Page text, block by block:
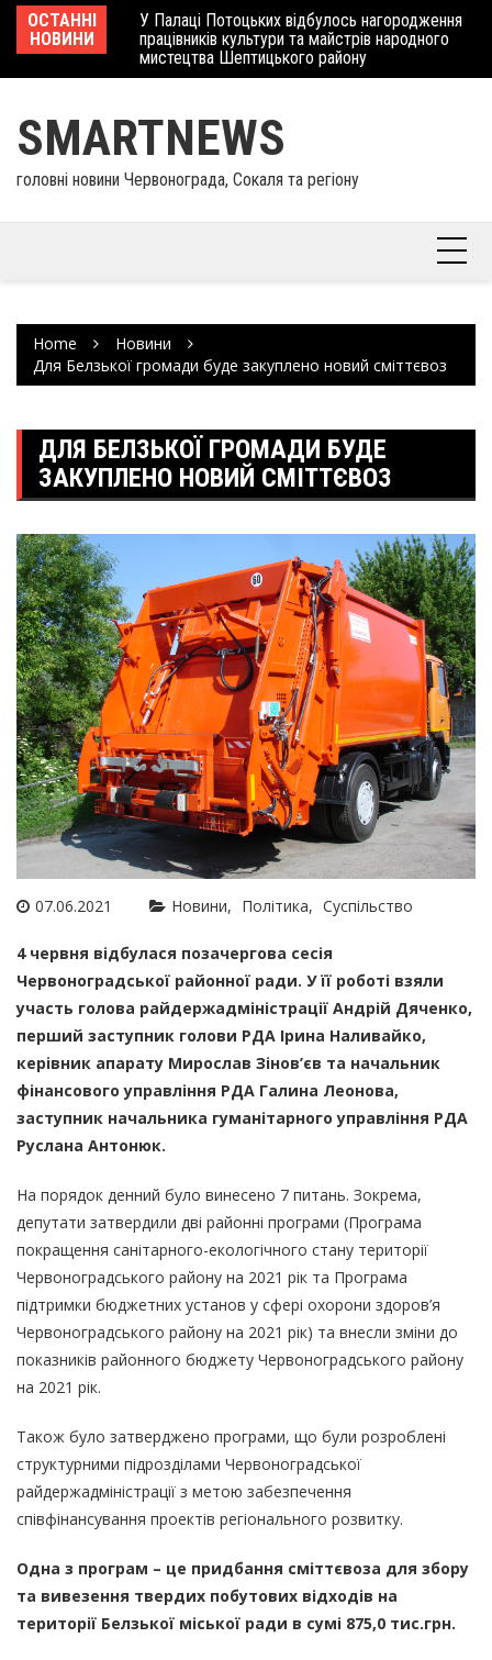
Skip
content
ОСТАННІ
НОВИНИ
У Палаці Потоцьких відбулось нагородження
працівників культури та майстрів народного
мистецтва Шептицького району
SMARTNEWS
головні новини Червонограда, Сокаля та регіону
Home
Новини
Для Белзької громади буде закуплено новий сміттєвоз
ДЛЯ БЕЛЗЬКОЇ ГРОМАДИ БУДЕ
ЗАКУПЛЕНО НОВИЙ СМІТТЄВОЗ
07.06.2021 Новини Політика Суспільство
4 червня відбулася позачергова сесія
Червоноградської районної ради. У її роботі взяли
участь голова райдержадміністрації Андрій Дяченко,
перший заступник голови РДА Ірина Наливайко,
керівник апарату Мирослав Зінов’єв та начальник
фінансового управління РДА Галина Леонова,
заступник начальника гуманітарного управління РДА
Руслана Антонюк.
На порядок денний було винесено 7 питань. Зокрема,
депутати затвердили дві районні програми (Програма
покращення санітарного-екологічного стану території
Червоноградського району на 2021 рік та Програма
підтримки бюджетних установ у сфері охорони здоров’я
Червоноградського району на 2021 рік) та внесли зміни до
показників районного бюджету Червоноградського району
на 2021 рік.
Також було затверджено програми, що були розроблені
структурними підрозділами Червоноградської
райдержадміністрації з метою забезпечення
співфінансування проектів регіонального розвитку.
Одна з програм – це придбання сміттєвоза для збору
та вивезення твердих побутових відходів на
території Белзької міської ради в сумі 875,0 тис.грн.